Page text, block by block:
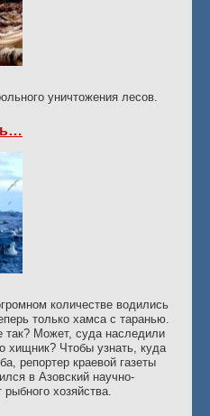
уничтожения лесов.
количестве водились
только хамса с таранью.
так? Может, суда наследили
хищник? Чтобы узнать, куда
репортер краевой газеты
в Азовский научно-
рыбного хозяйства.